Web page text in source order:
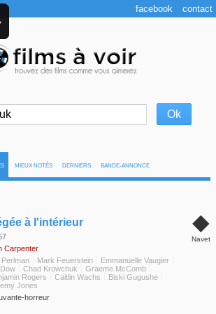
MIEUX NOTÉS DERNIERS BANDE-ANNONCE
◆
Navet
à l'intérieur
Carpenter
Perlman
Mark Feuerstein
Emmanuelle Vaugier
Chad Krowchuk
Graeme McComb
Rogers
Caitlin Wachs
Biski Gugushe
Jones
horreur
facebook contact